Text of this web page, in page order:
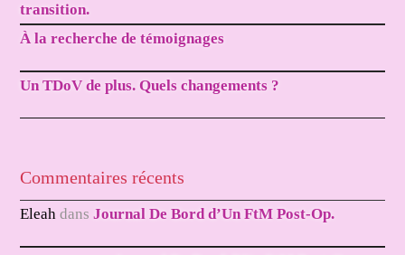
transition.
À la recherche de témoignages
Un TDoV de plus. Quels changements ?
Commentaires récents
Eleah dansJournal De Bord d’Un FtM Post-Op.